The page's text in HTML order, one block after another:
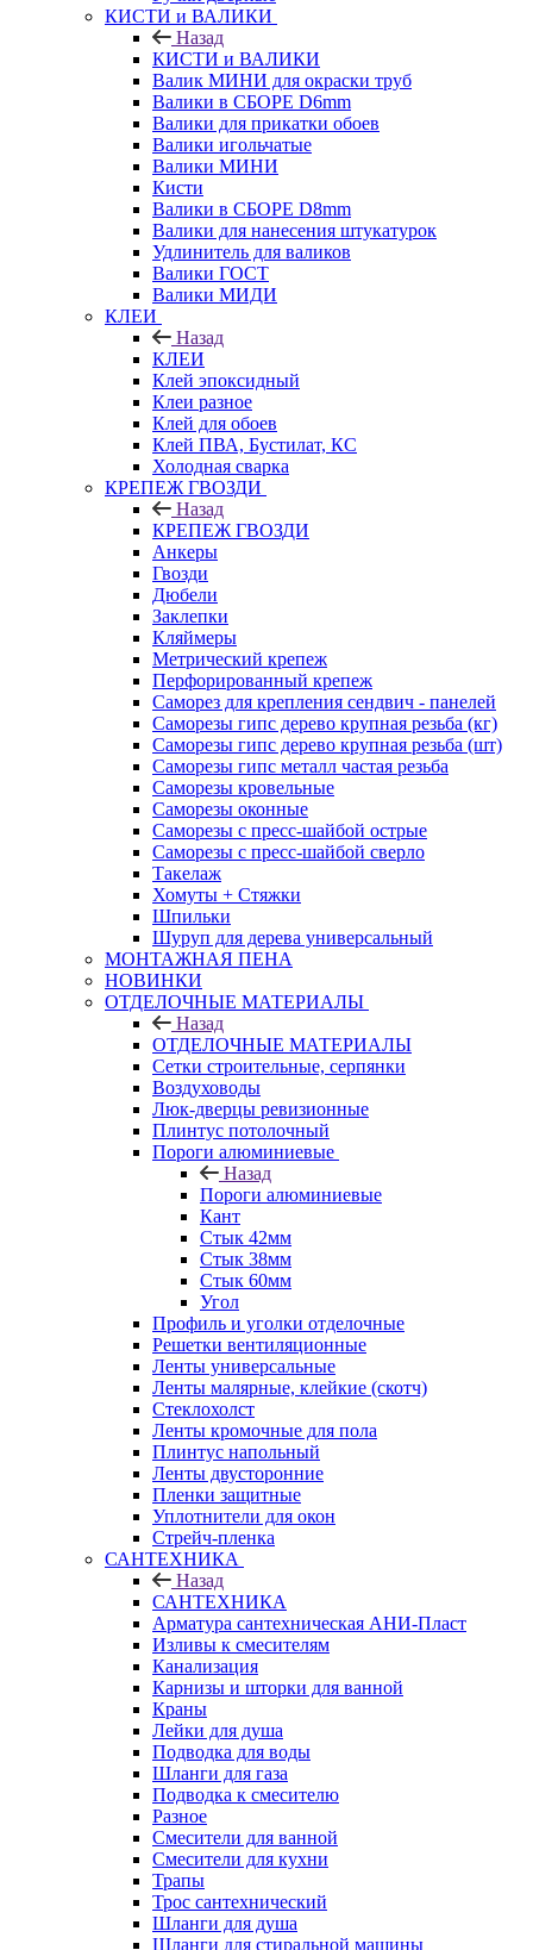
КИСТИ и ВАЛИКИ
Назад
КИСТИ и ВАЛИКИ
Валик МИНИ для окраски труб
Валики в СБОРЕ D6mm
Валики для прикатки обоев
Валики игольчатые
Валики МИНИ
Кисти
Валики в СБОРЕ D8mm
Валики для нанесения штукатурок
Удлинитель для валиков
Валики ГОСТ
Валики МИДИ
КЛЕИ
Назад
КЛЕИ
Клей эпоксидный
Клеи разное
Клей для обоев
Клей ПВА, Бустилат, КС
Холодная сварка
КРЕПЕЖ ГВОЗДИ
Назад
КРЕПЕЖ ГВОЗДИ
Анкеры
Гвозди
Дюбели
Заклепки
Кляймеры
Метрический крепеж
Перфорированный крепеж
Саморез для крепления сендвич - панелей
Саморезы гипс дерево крупная резьба (кг)
Саморезы гипс дерево крупная резьба (шт)
Саморезы гипс металл частая резьба
Саморезы кровельные
Саморезы оконные
Саморезы с пресс-шайбой острые
Саморезы с пресс-шайбой сверло
Такелаж
Хомуты + Стяжки
Шпильки
Шуруп для дерева универсальный
МОНТАЖНАЯ ПЕНА
НОВИНКИ
ОТДЕЛОЧНЫЕ МАТЕРИАЛЫ
Назад
ОТДЕЛОЧНЫЕ МАТЕРИАЛЫ
Сетки строительные, серпянки
Воздуховоды
Люк-дверцы ревизионные
Плинтус потолочный
Пороги алюминиевые
Назад
Пороги алюминиевые
Кант
Стык 42мм
Стык 38мм
Стык 60мм
Угол
Профиль и уголки отделочные
Решетки вентиляционные
Ленты универсальные
Ленты малярные, клейкие (скотч)
Стеклохолст
Ленты кромочные для пола
Плинтус напольный
Ленты двусторонние
Пленки защитные
Уплотнители для окон
Стрейч-пленка
САНТЕХНИКА
Назад
САНТЕХНИКА
Арматура сантехническая АНИ-Пласт
Изливы к смесителям
Канализация
Карнизы и шторки для ванной
Краны
Лейки для душа
Подводка для воды
Шланги для газа
Подводка к смесителю
Разное
Смесители для ванной
Смесители для кухни
Трапы
Трос сантехнический
Шланги для душа
Шланги для стиральной машины